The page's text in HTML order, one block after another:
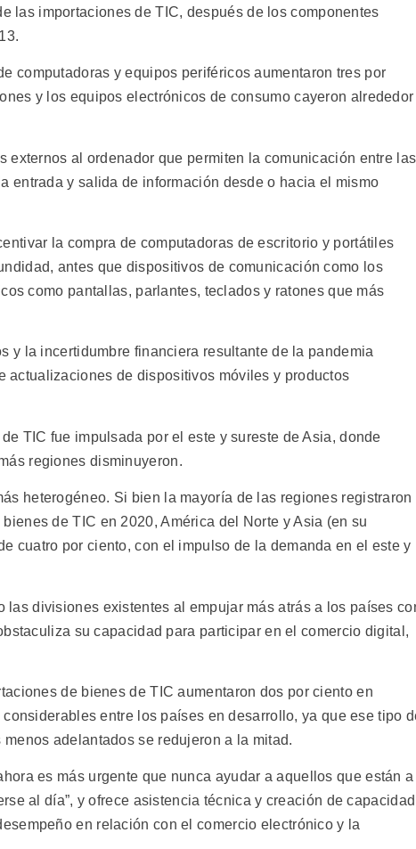
las importaciones de TIC, después de los componentes
computadoras y equipos periféricos aumentaron tres por
y los equipos electrónicos de consumo cayeron alrededor
externos al ordenador que permiten la comunicación entre las
entrada y salida de información desde o hacia el mismo
la compra de computadoras de escritorio y portátiles
antes que dispositivos de comunicación como los
como pantallas, parlantes, teclados y ratones que más
y la incertidumbre financiera resultante de la pandemia
actualizaciones de dispositivos móviles y productos
TIC fue impulsada por el este y sureste de Asia, donde
regiones disminuyeron.
heterogéneo. Si bien la mayoría de las regiones registraron
de TIC en 2020, América del Norte y Asia (en su
cuatro por ciento, con el impulso de la demanda en el este y
las divisiones existentes al empujar más atrás a los países
su capacidad para participar en el comercio digital,
de bienes de TIC aumentaron dos por ciento en
entre los países en desarrollo, ya que ese tipo
adelantados se redujeron a la mitad.
es más urgente que nunca ayudar a aquellos que están a
al día”, y ofrece asistencia técnica y creación de capacidad
en relación con el comercio electrónico y la